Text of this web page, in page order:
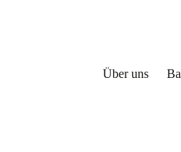
Über uns